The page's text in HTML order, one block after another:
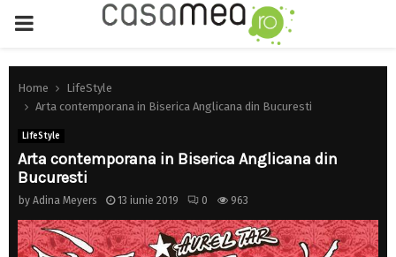
PRIMARY
MENU
Home
LifeStyle
Arta contemporana in Biserica Anglicana din Bucuresti
LifeStyle
Arta contemporana in Biserica Anglicana din
Bucuresti
by Adina Meyers 13 iunie 2019 0 963